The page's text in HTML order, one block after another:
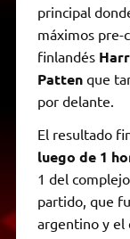
principal
máximos pre-
finlandés
Pattenque
por delante.
El resultado
luego de 1
1 del
partido, que
argentino y el